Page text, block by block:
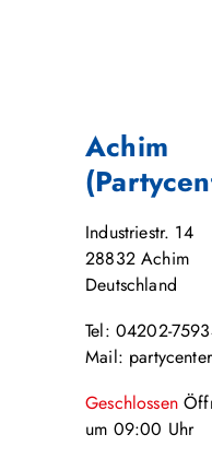
Achim
Industriestr. 14
28832 Achim
Deutschland
Tel: 04202-
Mail:
Geschlossen
um 09:00 Uhr